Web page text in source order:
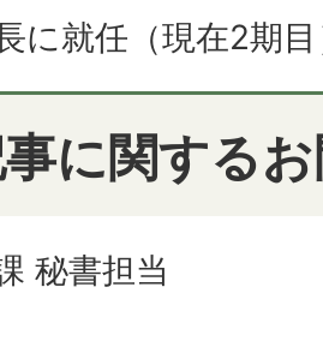
に就任（現在2期
に関する
秘書担当